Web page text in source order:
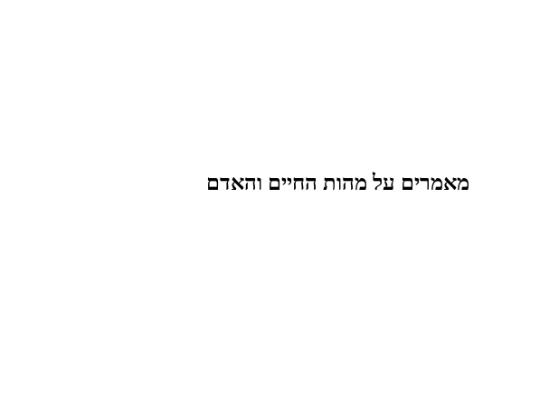
מאמרים על מהות החיים והאדם